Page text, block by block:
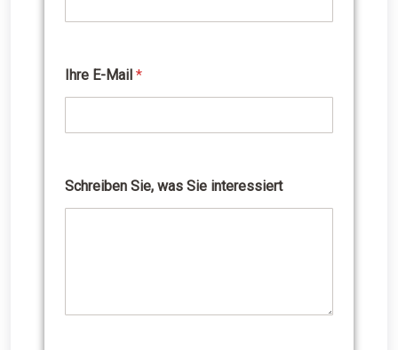
Ihre E-Mail *
S
c
Schreiben Sie, was Sie interessiert